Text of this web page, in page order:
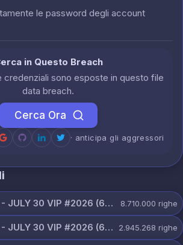
le password degli account
in Questo Breach
credenziali sono esposte in questo file
data breach.
Cerca Ora
· anticipa gli aggressori
@KURTXTCLOUD - JULY 30 VIP #2026 (66).txt 8.710.000 righe
@KURTXTCLOUD - JULY 30 VIP #2026 (65).txt 2.945.268 righe